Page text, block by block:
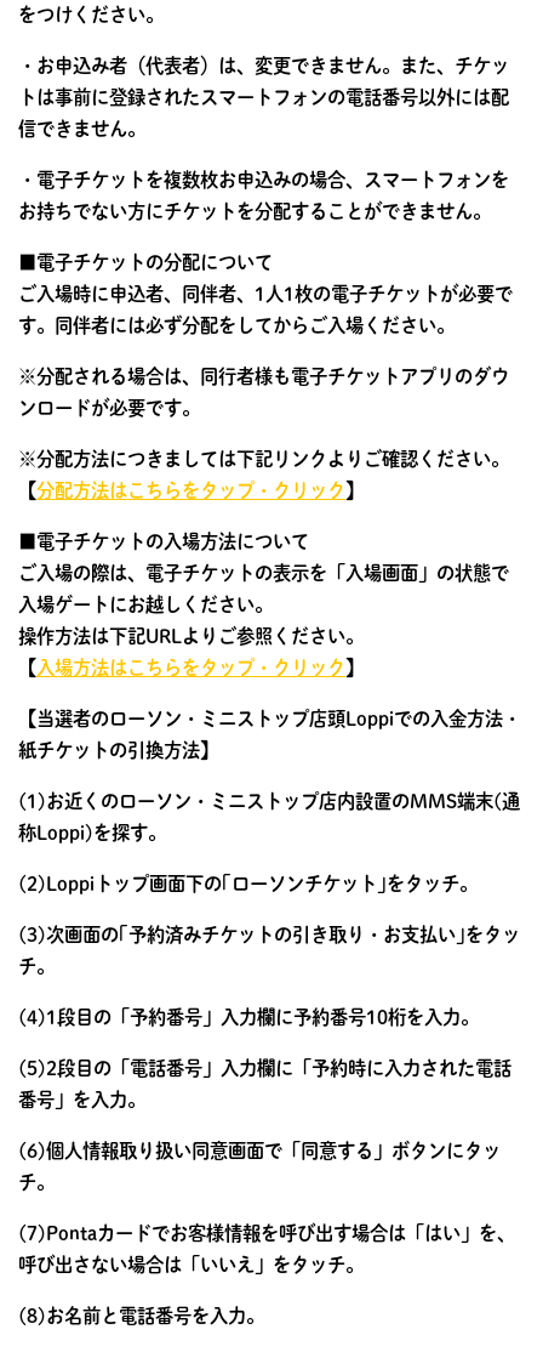
をつけください。
・お申込み者（代表者）は、変更できません。また、チケッ
トは事前に登録されたスマートフォンの電話番号以外には配
信できません。
・電子チケットを複数枚お申込みの場合、スマートフォンを
お持ちでない方にチケットを分配することができません。
■電子チケットの分配について
ご入場時に申込者、同伴者、1人1枚の電子チケットが必要で
す。同伴者には必ず分配をしてからご入場ください。
※分配される場合は、同行者様も電子チケットアプリのダウ
ンロードが必要です。
※分配方法につきましては下記リンクよりご確認ください。
【分配方法はこちらをタップ・クリック】
■電子チケットの入場方法について
ご入場の際は、電子チケットの表示を「入場画面」の状態で
入場ゲートにお越しください。
操作方法は下記URLよりご参照ください。
【入場方法はこちらをタップ・クリック】
【当選者のローソン・ミニストップ店頭Loppiでの入金方法・
紙チケットの引換方法】
(1)お近くのローソン・ミニストップ店内設置のMMS端末(通
称Loppi)を探す。
(2)Loppiトップ画面下の｢ローソンチケット｣をタッチ。
(3)次画面の｢予約済みチケットの引き取り・お支払い｣をタッ
チ。
(4)1段目の「予約番号」入力欄に予約番号10桁を入力。
(5)2段目の「電話番号」入力欄に「予約時に入力された電話
番号」を入力。
(6)個人情報取り扱い同意画面で「同意する」ボタンにタッ
チ。
(7)Pontaカードでお客様情報を呼び出す場合は「はい」を、
呼び出さない場合は「いいえ」をタッチ。
(8)お名前と電話番号を入力。